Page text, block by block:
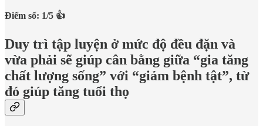
Điểm số: 1/5 👍
Duy trì tập luyện ở mức độ đều đặn và
vừa phải sẽ giúp cân bằng giữa “gia tăng
chất lượng sống” với “giảm bệnh tật”, từ
đó giúp tăng tuổi thọ